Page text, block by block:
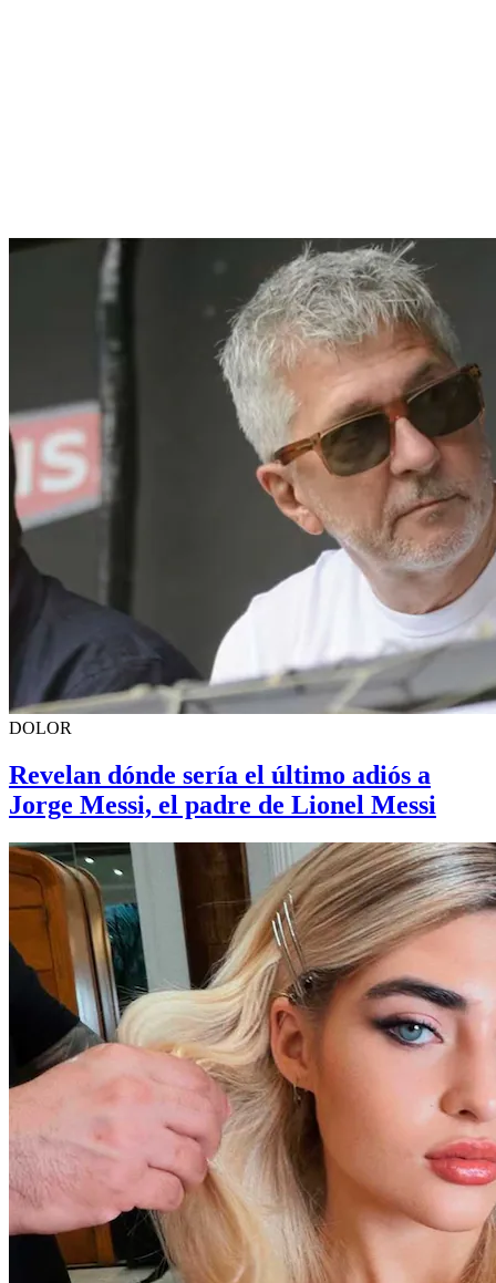
DOLOR
Revelan dónde sería el último adiós a
Jorge Messi, el padre de Lionel Messi